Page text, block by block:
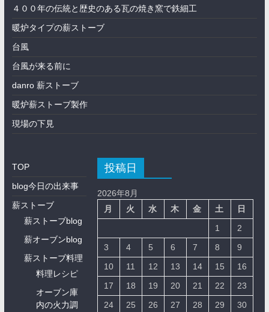
４００年の伝統と歴史のある瓦の焼き窯で鉄細工
暖炉タイプの薪ストーブ
台風
台風が来る前に
danro 薪ストーブ
暖炉薪ストーブ製作
現場の下見
TOP
blog今日の出来事
薪ストーブ
薪ストーブblog
薪オーブンblog
薪ストーブ料理
料理レシピ
オーブン庫
内の火力調
投稿日
2026年8月
月
火 水 木 金 土 日
1
2
3
4 5 6 7 8
9
10
11 12 13 14 15
16
17
18 19 20 21 22
23
24
25 26 27 28 29
30